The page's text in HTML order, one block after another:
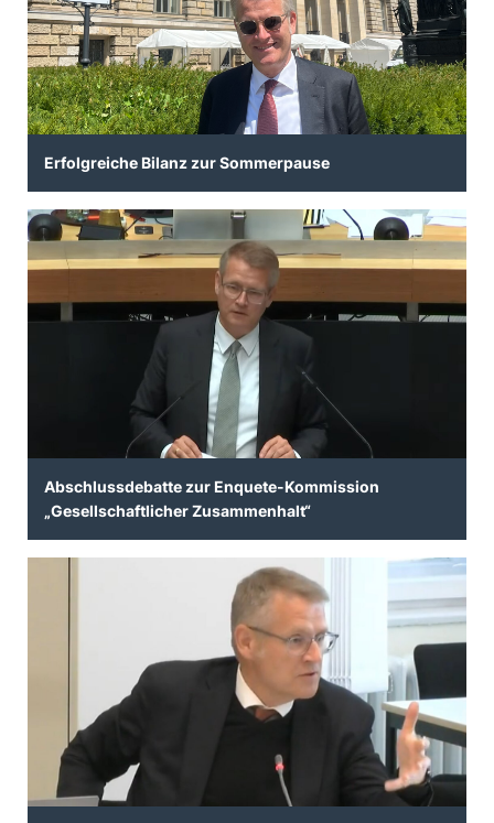
Erfolgreiche Bilanz zur Sommerpause
Abschlussdebatte zur Enquete-Kommission
Gesellschaftlicher Zusammenhalt“